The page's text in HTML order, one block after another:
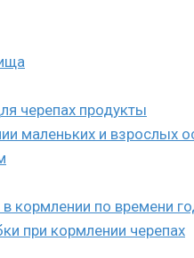
черепах продукты
маленьких и взрослых
в кормлении по времени
при кормлении черепах